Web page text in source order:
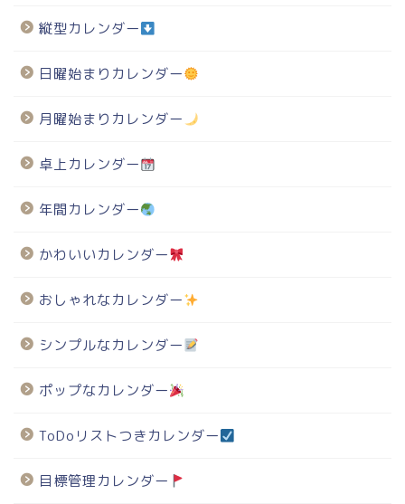
縦型カレンダー
日曜始まりカレンダー
月曜始まりカレンダー
卓上カレンダー
年間カレンダー
かわいいカレンダー
おしゃれなカレンダー
シンプルなカレンダー
ポップなカレンダー
ToDoリストつきカレンダー
目標管理カレンダー